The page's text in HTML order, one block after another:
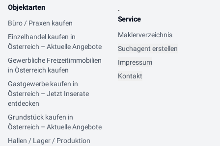
Objektarten
Büro / Praxen kaufen
Einzelhandel kaufen in
Österreich – Aktuelle Angebote
Gewerbliche Freizeitimmobilien
in Österreich kaufen
Gastgewerbe kaufen in
Österreich – Jetzt Inserate
entdecken
Grundstück kaufen in
Österreich – Aktuelle Angebote
Hallen / Lager / Produktion
.
Service
Maklerverzeichnis
Suchagent erstellen
Impressum
Kontakt